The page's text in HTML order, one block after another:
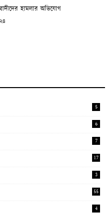
হামলার অভিযোগ
5
6
7
17
3
55
4